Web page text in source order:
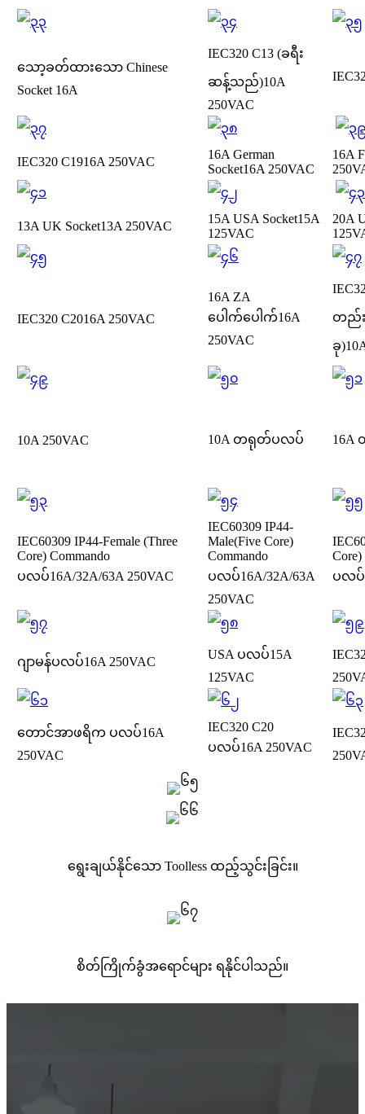
သော့ခတ်ထားသော Chinese
Socket 16A
IEC320 C13 (ခရီး
ဆန့်သည်)10A
250VAC
IEC320 C1916A 250VAC
16A German
Socket16A 250VAC
16A
13A UK Socket13A 250VAC
15A USA Socket15A
125VAC
20A
IEC320 C2016A 250VAC
16A ZA
ပေါက်ပေါက်16A
250VAC
တည်း
ခု)
10A 250VAC 10A တရုတ်ပလပ်
IEC60309 IP44-Female (Three
Core) Commando
ပလပ်16A/32A/63A 250VAC
IEC60309 IP44-
Male(Five Core)
Commando
ပလပ်16A/32A/63A
250VAC
Core)
ပလပ်
ဂျာမန်ပလပ်16A 250VAC
USA ပလပ်15A
125VAC
တောင်အာဖရိက ပလပ်16A
250VAC
IEC320 C20
ပလပ်16A 250VAC
ရွေးချယ်နိုင်သော Toolless ထည့်သွင်းခြင်း။
စိတ်ကြိုက်ခွံအရောင်များ ရနိုင်ပါသည်။